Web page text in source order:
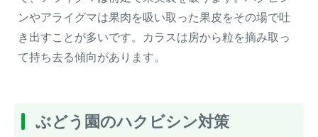
ンやアライグマは果肉を吸い取った果皮をその場で吐
き出すことが多いです。カラスは房から粒を摘み取っ
て持ち去る傾向があります。
ぶどう園のハクビシン対策